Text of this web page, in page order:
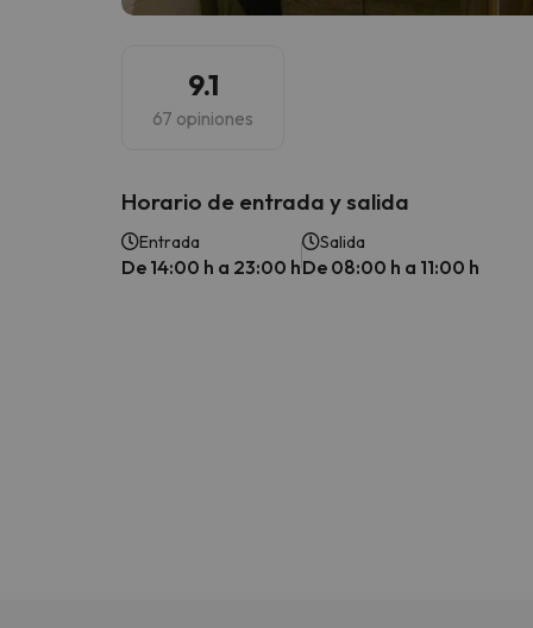
9.1
67 opiniones
Horario de entrada y salida
Entrada
De 14:00 h a 23:00 h
Salida
De 08:00 h a 11:00 h